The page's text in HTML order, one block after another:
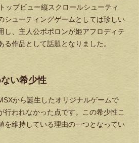
ップビュー縦スクロールシューティ
シューティングゲームとしては珍しい
し、主人公ポポロンが姫アフロディテ
る作品として話題となりました。
い希少性
から誕生したオリジナルゲームで
行われなかった点です。この希少性こ
を維持している理由の一つとなってい